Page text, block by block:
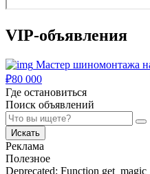
VIP-объявления
Мастер шиномонтажа
₽80 000
Где остановиться
Поиск объявлений
Искать
Реклама
Полезное
Deprecated: Function